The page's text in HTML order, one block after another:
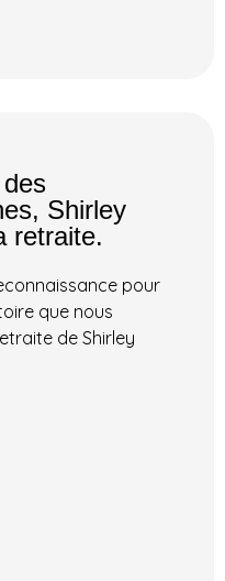
Shirley
retraite.
pour
que nous
de Shirley